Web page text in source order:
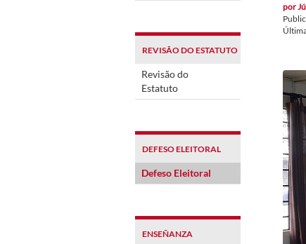
REVISÃO DO ESTATUTO
Revisão do
Estatuto
DEFESO ELEITORAL
Defeso Eleitoral
ENSEÑANZA
por